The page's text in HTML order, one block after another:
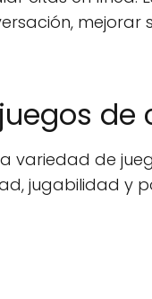
mejorar
de
variedad de
jugabilidad y